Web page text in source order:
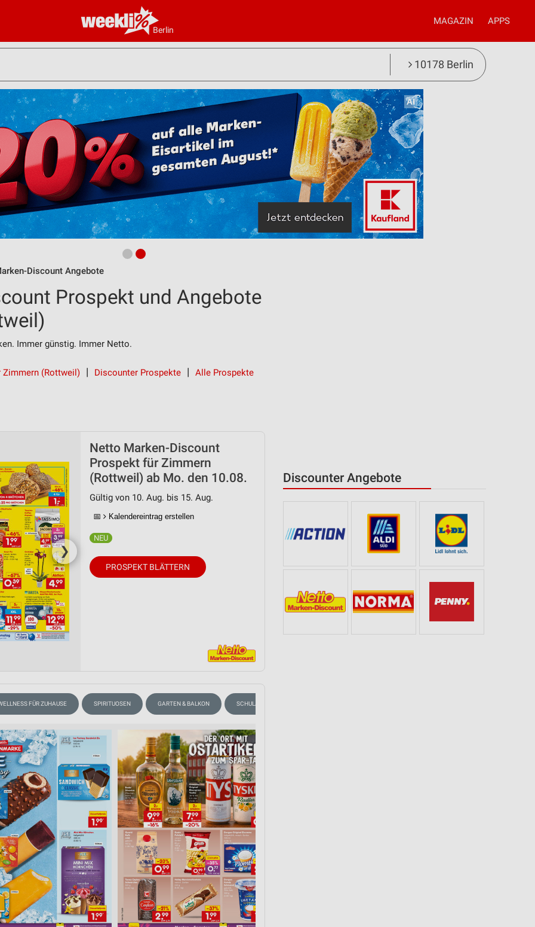
Berlin
MAGAZIN APPS
10178 Berlin
Discount Angebote
Discounter Angebote
Prospekt und Angebote
Immer günstig. Immer Netto.
Zimmern (Rottweil) Discounter Prospekte Alle Prospekte
❯
Netto Marken-Discount
Prospekt für Zimmern
(Rottweil) ab Mo. den 10.08.
Gültig von 10. Aug. bis 15. Aug.
📅 Kalendereintrag erstellen
PROSPEKT BLÄTTERN
FÜR ZUHAUSE SPIRITUOSEN GARTEN & BALKON SCHULANFANG